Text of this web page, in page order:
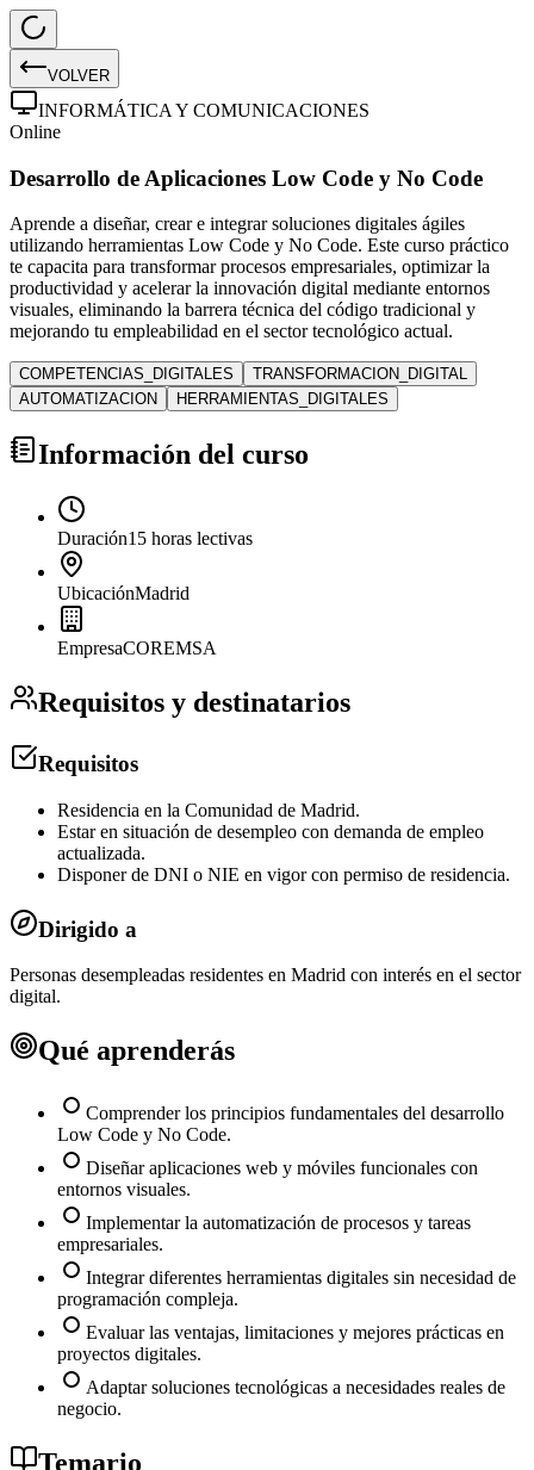
VOLVER
INFORMÁTICA Y COMUNICACIONES
Online
Desarrollo de Aplicaciones Low Code y No Code
Aprende a diseñar, crear e integrar soluciones digitales ágiles
utilizando herramientas Low Code y No Code. Este curso práctico
te capacita para transformar procesos empresariales, optimizar la
productividad y acelerar la innovación digital mediante entornos
visuales, eliminando la barrera técnica del código tradicional y
mejorando tu empleabilidad en el sector tecnológico actual.
COMPETENCIAS_DIGITALES
TRANSFORMACION_DIGITAL
AUTOMATIZACION
HERRAMIENTAS_DIGITALES
Información del curso
Duración15 horas lectivas
UbicaciónMadrid
EmpresaCOREMSA
Requisitos y destinatarios
Requisitos
Residencia en la Comunidad de Madrid.
Estar en situación de desempleo con demanda de empleo
actualizada.
Disponer de DNI o NIE en vigor con permiso de residencia.
Dirigido a
Personas desempleadas residentes en Madrid con interés en el sector
digital.
Qué aprenderás
Comprender los principios fundamentales del desarrollo
Low Code y No Code.
Diseñar aplicaciones web y móviles funcionales con
entornos visuales.
Implementar la automatización de procesos y tareas
empresariales.
Integrar diferentes herramientas digitales sin necesidad de
programación compleja.
Evaluar las ventajas, limitaciones y mejores prácticas en
proyectos digitales.
Adaptar soluciones tecnológicas a necesidades reales de
negocio.
Temario